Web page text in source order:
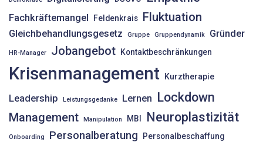
e
n
Fachkräftemangel Feldenkrais Fluktuation
Gleichbehandlungsgesetz Gruppe Gruppendynamik Gründer
HR-Manager Jobangebot Kontaktbeschränkungen
Krisenmanagement Kurztherapie
Leadership Leistungsgedanke Lernen Lockdown
Management Manipulation MBI Neuroplastizität
Onboarding Personalberatung
Personalbeschaffung